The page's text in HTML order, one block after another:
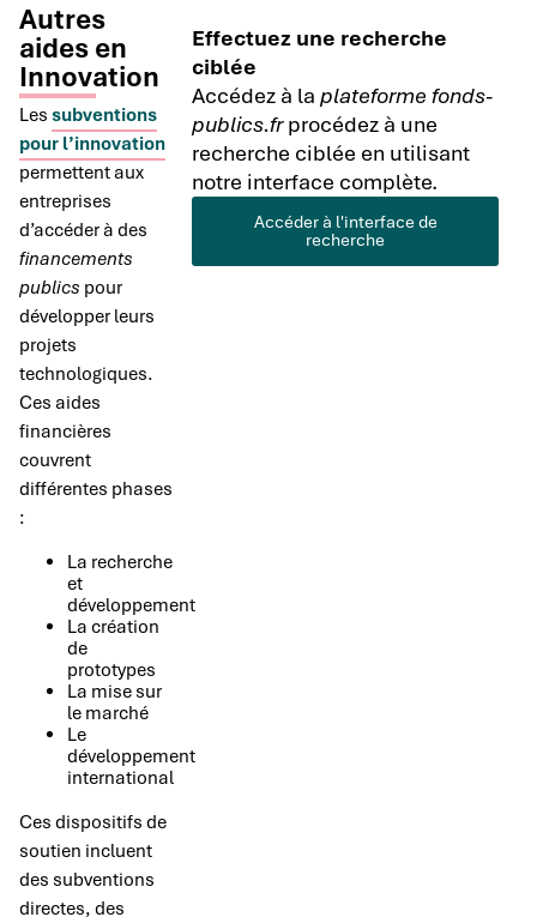
Autres
aides en
Innovation
Les subventions
pour l’innovation
permettent aux
entreprises
d’accéder à des
financements
publics pour
développer leurs
projets
technologiques.
Ces aides
financières
couvrent
différentes phases
:
La recherche
et
développement
La création
de
prototypes
La mise sur
le marché
Le
développement
international
Ces dispositifs de
soutien incluent
des subventions
directes, des
Effectuez une recherche
ciblée
Accédez à laplateforme fonds-
publics.frprocédez à une
recherche ciblée en utilisant
notre interface complète.
Accéder à l'interface de
recherche